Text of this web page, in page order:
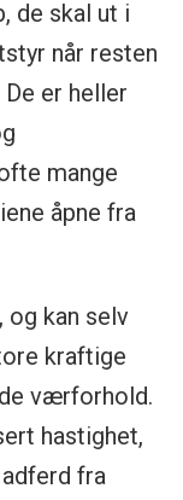
de skal ut i
når resten
er heller
mange
åpne fra
og kan selv
kraftige
værforhold.
hastighet,
fra